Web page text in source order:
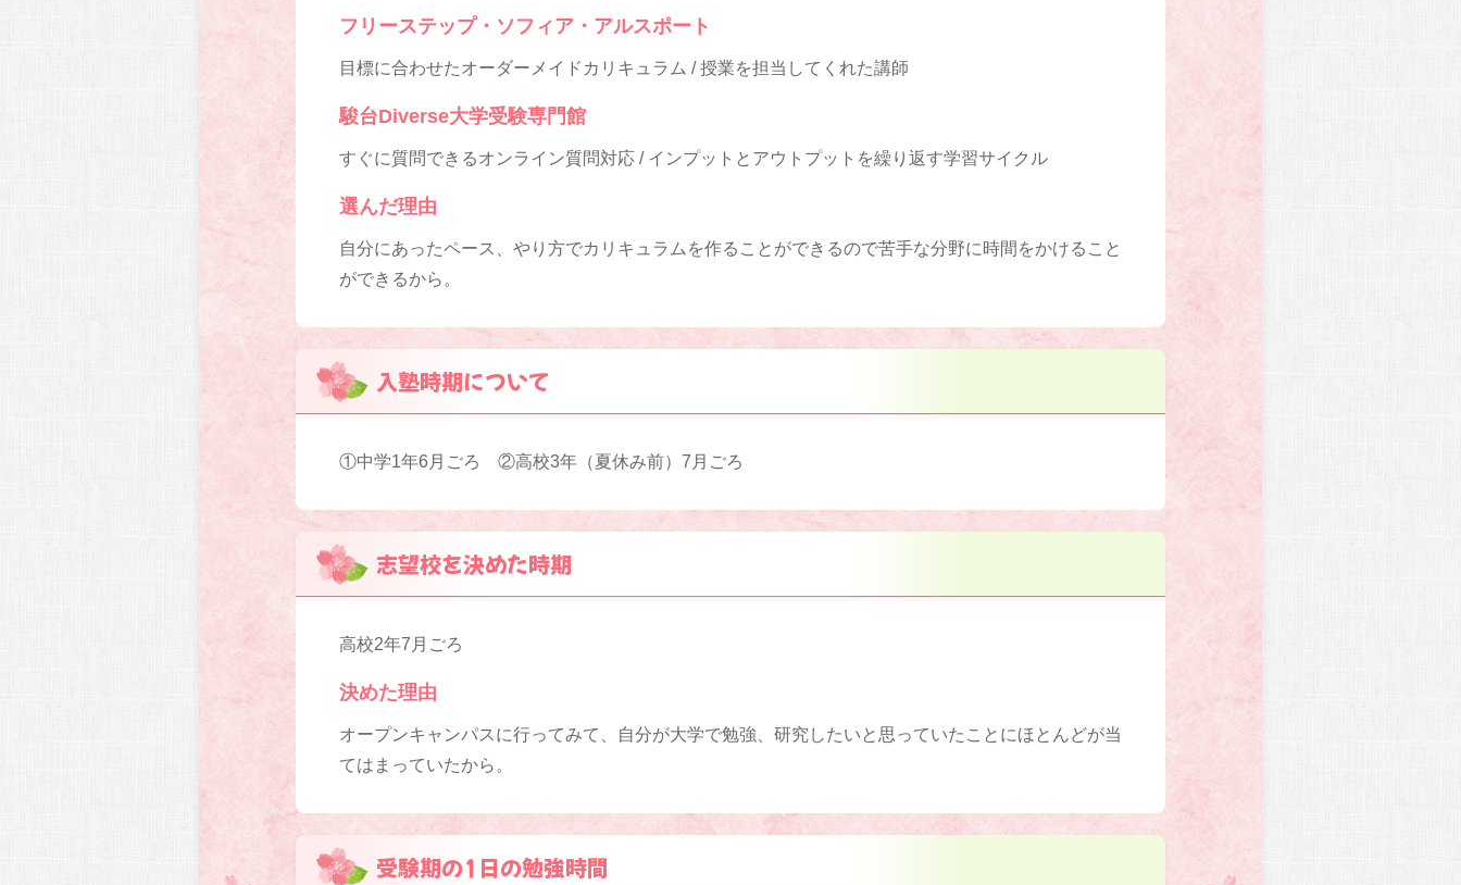
フリーステップ・ソフィア・アルスポート
目標に合わせたオーダーメイドカリキュラム / 授業を担当してくれた講師
駿台Diverse大学受験専門館
すぐに質問できるオンライン質問対応 / インプットとアウトプットを繰り返す学習サイクル
選んだ理由
自分にあったペース、やり方でカリキュラムを作ることができるので苦手な分野に時間をかけること
ができるから。
入塾時期について
①中学1年6月ごろ ②高校3年（夏休み前）7月ごろ
志望校を決めた時期
高校2年7月ごろ
決めた理由
オープンキャンパスに行ってみて、自分が大学で勉強、研究したいと思っていたことにほとんどが当
てはまっていたから。
受験期の1日の勉強時間